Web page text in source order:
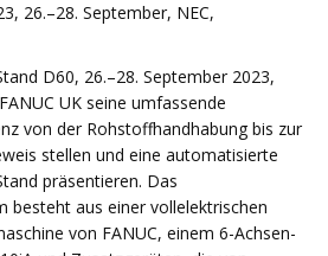
26.–28. September, NEC,
D60, 26.–28. September 2023,
UK seine umfassende
von der Rohstoffhandhabung bis zur
stellen und eine automatisierte
präsentieren. Das
besteht aus einer vollelektrischen
von FANUC, einem 6-Achsen-